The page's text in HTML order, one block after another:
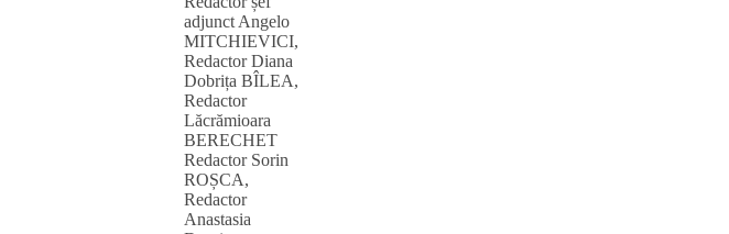
adjunct Angelo
MITCHIEVICI,
Redactor Diana
Dobrița BÎLEA,
Redactor
Lăcrămioara
BERECHET
Redactor Sorin
ROȘCA,
Redactor
Anastasia